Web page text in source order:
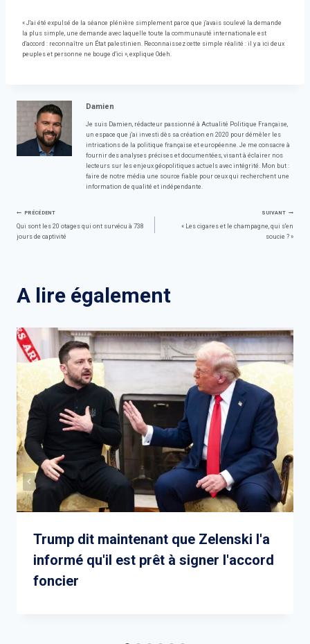
« J'ai été expulsé de la séance plénière simplement parce que j'avais soulevé la demande
la plus simple, une demande avec laquelle toute la communauté internationale est
d'accord : reconnaître un État palestinien. Reconnaissez cette simple réalité : il y a ici deux
peuples et personne ne bouge d'ici », explique Odeh.
Damien
Je suis Damien, rédacteur passionné à Actualité Politique Française,
un espace que j'ai investi dès sa création en 2020 pour démêler les
intrications de la politique française et européenne. Je me consacre à
fournir des analyses précises et documentées, visant à éclairer nos
lecteurs sur les enjeux géopolitiques actuels avec intégrité. Mon but :
faire de notre média une source fiable pour ceux qui recherchent une
information de qualité et indépendante.
Navigation
PRÉCÉDENT
Qui sont les 20 otages qui ont survécu à 738
jours de captivité
SUIVANT
« Les cigares et le champagne, qui s'en
soucie ? »
A lire également
Trump dit maintenant que Zelenski l'a
informé qu'il est prêt à signer l'accord
foncier